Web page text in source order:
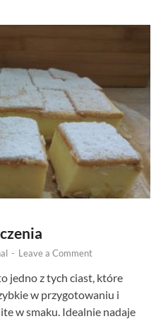
- Leave a Comment
jedno z tych ciast, które
w przygotowaniu i
w smaku. Idealnie nadaje